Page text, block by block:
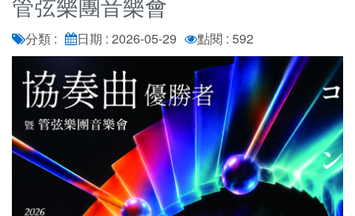
管弦樂團音樂會
分類 : 日期 : 2026-05-29 點閱 : 592